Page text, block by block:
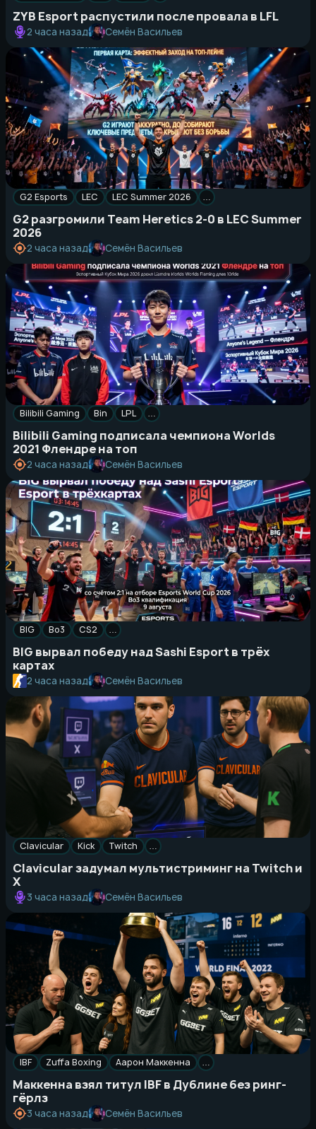
ZYB Esport распустили после провала в LFL
2 часа назад Семён Васильев
G2 Esports LEC LEC Summer 2026 …
G2 разгромили Team Heretics 2-0 в LEC Summer
2026
2 часа назад Семён Васильев
Bilibili Gaming Bin LPL …
Bilibili Gaming подписала чемпиона Worlds
2021 Флендре на топ
2 часа назад Семён Васильев
BIG Bo3 CS2 …
BIG вырвал победу над Sashi Esport в трёх
картах
2 часа назад Семён Васильев
Clavicular Kick Twitch …
Clavicular задумал мультистриминг на Twitch и
X
3 часа назад Семён Васильев
IBF Zuffa Boxing Аарон Маккенна …
Маккенна взял титул IBF в Дублине без ринг-
гёрлз
3 часа назад Семён Васильев